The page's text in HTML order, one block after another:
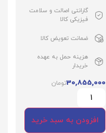
گارانتی اصالت و سلامت
فیزیکی کالا
ضمانت تعویض کالا
هزینه حمل به عهده
خریدار
30,855,000تومان
افزودن به سبد خرید